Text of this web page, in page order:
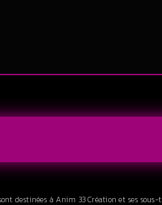
destinées à Anim 33 Création et ses